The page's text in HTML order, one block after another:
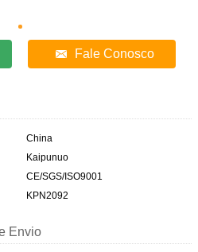
Fale Conosco
China
Kaipunuo
CE/SGS/ISO9001
KPN2092
Envio